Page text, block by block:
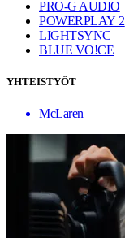
PRO-G AUDIO
POWERPLAY 2
LIGHTSYNC
BLUE VO!CE
YHTEISTYÖT
McLaren